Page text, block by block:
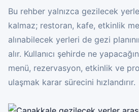
Bu rehber yalnızca gezilecek
kalmaz; restoran, kafe, etkinlik
alınabilecek yerleri de gezi
alır. Kullanıcı şehirde ne
menü, rezervasyon, etkinlik ve
ulaşmak karar sürecini hızlandırır.